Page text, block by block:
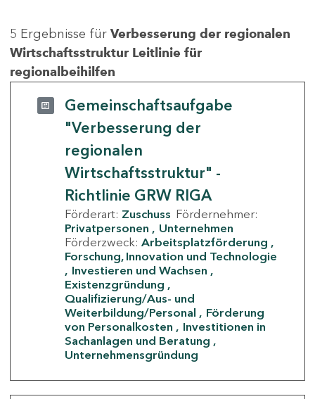
5 Ergebnisse für Verbesserung der regionalen
Wirtschaftsstruktur Leitlinie für
regionalbeihilfen
Gemeinschaftsaufgabe
"Verbesserung der
regionalen
Wirtschaftsstruktur" -
Richtlinie GRW RIGA
Förderart: Zuschuss Fördernehmer:
Privatpersonen
Unternehmen
Förderzweck: Arbeitsplatzförderung
Forschung, Innovation und Technologie
Investieren und Wachsen
Existenzgründung
Qualifizierung/Aus- und
Weiterbildung/Personal
Förderung
von Personalkosten
Investitionen in
Sachanlagen und Beratung
Unternehmensgründung